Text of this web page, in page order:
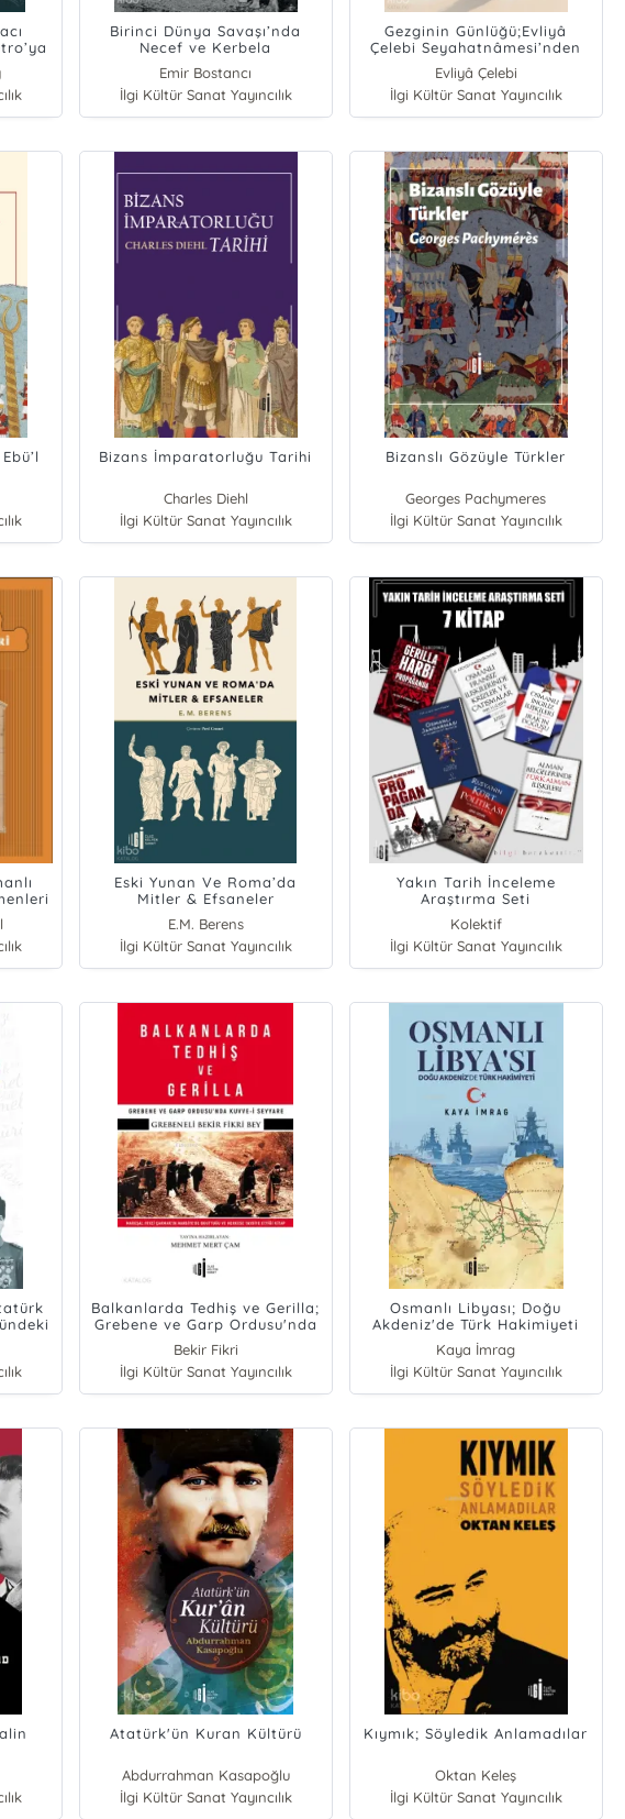
Birinci Dünya Savaşı’nda
Necef ve Kerbela
İsyanları;Osmanlı Irak’ında
Mezhep, Aşiret ve Otorite
Krizi 1915-1916
Emir Bostancı
İlgi Kültür Sanat Yayıncılık
Gezginin Günlüğü;Evliyâ
Çelebi Seyahatnâmesi’nden
Seçmeler
Evliyâ Çelebi
İlgi Kültür Sanat Yayıncılık
Bizans İmparatorluğu Tarihi
Charles Diehl
İlgi Kültür Sanat Yayıncılık
Bizanslı Gözüyle Türkler
Georges Pachymeres
İlgi Kültür Sanat Yayıncılık
Eski Yunan Ve Roma’da
Mitler & Efsaneler
E.M. Berens
İlgi Kültür Sanat Yayıncılık
Yakın Tarih İnceleme
Araştırma Seti
Kolektif
İlgi Kültür Sanat Yayıncılık
Balkanlarda Tedhiş ve Gerilla;
Grebene ve Garp Ordusu'nda
Kuvve-i Seyyare
Bekir Fikri
İlgi Kültür Sanat Yayıncılık
Osmanlı Libyası; Doğu
Akdeniz'de Türk Hakimiyeti
Kaya İmrag
İlgi Kültür Sanat Yayıncılık
Atatürk'ün Kuran Kültürü
Abdurrahman Kasapoğlu
İlgi Kültür Sanat Yayıncılık
Kıymık; Söyledik Anlamadılar
Oktan Keleş
İlgi Kültür Sanat Yayıncılık